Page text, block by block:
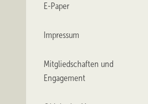
E-Paper
Impressum
Mitgliedschaften und
Engagement